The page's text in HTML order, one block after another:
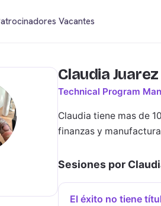
Vacantes
Claudia Juarez
Technical Program
Claudia tiene mas de
finanzas y manufactura
Sesiones por
El éxito no tiene